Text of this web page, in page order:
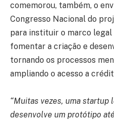
comemorou, também, o
Congresso Nacional do
para instituir o marco
fomentar a criação e
tornando os processos
ampliando o acesso a
“Muitas vezes, uma startup
desenvolve um protótipo